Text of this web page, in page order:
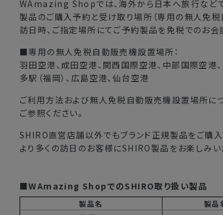
WAmazing Shopでは、海外から日本へ旅行など
製品のご購入予約と受け取り場所（専用の無人免税
訪日時、ご指定場所にてご予約製品を免税でのお会
■専用の無人免税自動販売機設置場所：
羽田空港、成田空港、関西国際空港、中部国際空港
多駅（福岡）、広島空港、仙台空港
ご利用方法および無人免税自動販売機設置場所につ
ご参照ください。
SHIRO直営店舗以外でもブランド正規製品をご購
より多くの訪日のお客様にSHIRO製品をお楽しみい
■WAmazing ShopでのSHIRO取り扱い製品
製品名 製品